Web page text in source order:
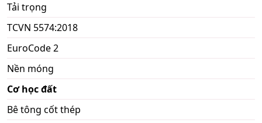
Tải trọng
TCVN 5574:2018
EuroCode 2
Nền móng
Cơ học đất
Bê tông cốt thép